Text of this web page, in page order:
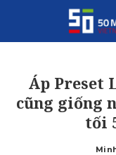
Áp Preset
cũng giống
tối